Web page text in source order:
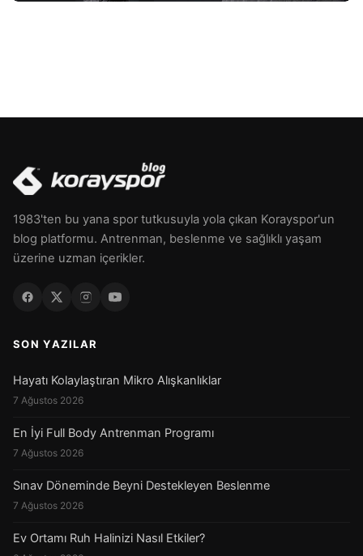
1983'ten bu yana spor tutkusuyla yola çıkan Korayspor'un
blog platformu. Antrenman, beslenme ve sağlıklı yaşam
üzerine uzman içerikler.
SON YAZILAR
Hayatı Kolaylaştıran Mikro Alışkanlıklar
7 Ağustos 2026
En İyi Full Body Antrenman Programı
7 Ağustos 2026
Sınav Döneminde Beyni Destekleyen Beslenme
7 Ağustos 2026
Ev Ortamı Ruh Halinizi Nasıl Etkiler?